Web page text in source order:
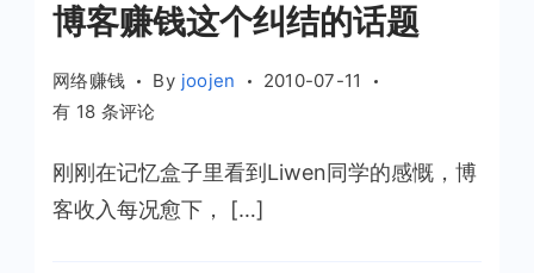
博客赚钱这个纠结的话题
网络赚钱 By joojen
2010-07-11
博
赚
钱
有 18 条评论
刚刚在记忆盒子里看到Liwen同学的感慨，博
客收入每况愈下， […]